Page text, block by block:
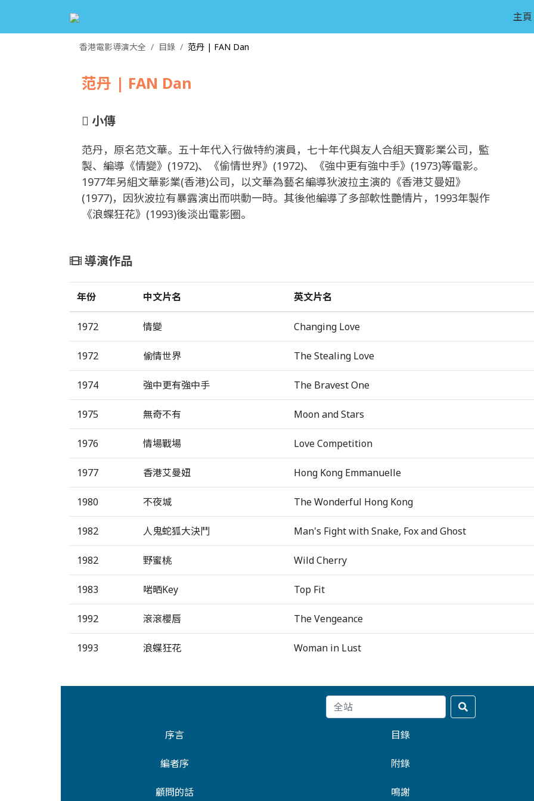
主頁
香港電影導演大全 目錄 范丹 | FAN Dan
范丹 | FAN Dan
小傳
范丹，原名范文華。五十年代入行做特約演員，七十年代與友人合組天寶影業公司，監
製、編導《情變》(1972)、《偷情世界》(1972)、《強中更有強中手》(1973)等電影。
1977年另組文華影業(香港)公司，以文華為藝名編導狄波拉主演的《香港艾曼妞》
(1977)，因狄波拉有暴露演出而哄動一時。其後他編導了多部軟性艷情片，1993年製作
《浪蝶狂花》(1993)後淡出電影圈。
導演作品
年份 中文片名 英文片名
1972 情變 Changing Love
1972 偷情世界 The Stealing Love
1974 強中更有強中手 The Bravest One
1975 無奇不有 Moon and Stars
1976 情場戰場 Love Competition
1977 香港艾曼妞 Hong Kong Emmanuelle
1980 不夜城 The Wonderful Hong Kong
1982 人鬼蛇狐大決鬥 Man's Fight with Snake, Fox and Ghost
1982 野蜜桃 Wild Cherry
1983 啱晒Key Top Fit
1992 滾滾櫻唇 The Vengeance
1993 浪蝶狂花 Woman in Lust
序言 目錄
編者序 附錄
顧問的話 鳴謝